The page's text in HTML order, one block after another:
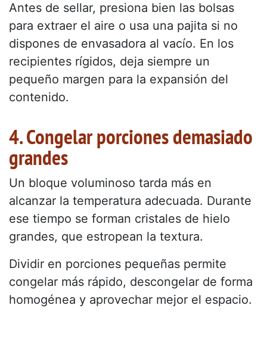
Antes de sellar, presiona bien las bolsas
para extraer el aire o usa una pajita si no
dispones de envasadora al vacío. En los
recipientes rígidos, deja siempre un
pequeño margen para la expansión del
contenido.
4. Congelar porciones demasiado
grandes
Un bloque voluminoso tarda más en
alcanzar la temperatura adecuada. Durante
ese tiempo se forman cristales de hielo
grandes, que estropean la textura.
Dividir en porciones pequeñas permite
congelar más rápido, descongelar de forma
homogénea y aprovechar mejor el espacio.